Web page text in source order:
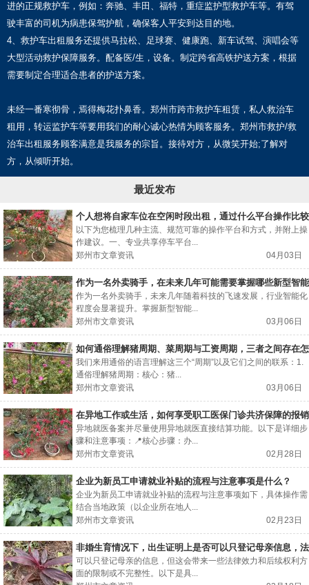
进的正规救护车，例如：奔驰、丰田、福特，重症监护型救护车等。有驾
驶丰富的司机为病患保驾护航，确保客人平安到达目的地。
4、救护车出租服务还提供马拉松、足球赛、健康跑、新车试驾、演唱会等
大型活动救护保障服务。配备医/生，设备。制定跨省高铁护送方案，根据
需要制定合理适合患者的护送方案。
未经一番寒彻骨，焉得梅花扑鼻香。郑州市跨市救护车租赁，私人救治车
租用，转运监护车等要用我们的耐心诚心热情为顾客服务。郑州市救护/救
治车出租服务顾客满意是我服务的宗旨。接待对方，从微笑开始;了解对
方，从倾听开始。
最近发布
个人想将自家车位在空闲时段出租，通过什么平台操作比较
规范可靠？
以下为您梳理几种主流、规范可靠的操作平台和方式，并附上操
作建议。一、专业共享停车平台...
郑州市文章资讯
04月03日
作为一名外卖骑手，在未来几年可能需要掌握哪些新型智能
设备操作？
作为一名外卖骑手，未来几年随着科技的飞速发展，行业智能化
程度会显著提升。掌握新型智能...
郑州市文章资讯
03月06日
如何通俗理解猪周期、菜周期与工资周期，三者之间存在怎
样的经济联系？
我们来用通俗的语言理解这三个“周期”以及它们之间的联系：1.
通俗理解猪周期：核心：猪...
郑州市文章资讯
03月06日
在异地工作或生活，如何享受职工医保门诊共济保障的报销
待遇？
异地就医备案并尽量使用异地就医直接结算功能。以下是详细步
骤和注意事项：📍核心步骤：办...
郑州市文章资讯
02月28日
企业为新员工申请就业补贴的流程与注意事项是什么？
企业为新员工申请就业补贴的流程与注意事项如下，具体操作需
结合当地政策（以企业所在地人...
郑州市文章资讯
02月23日
非婚生育情况下，出生证明上是否可以只登记母亲信息，法
律效力是否完整？
可以只登记母亲的信息，但这会带来一些法律效力和后续权利方
面的限制或不完整性。以下是具...